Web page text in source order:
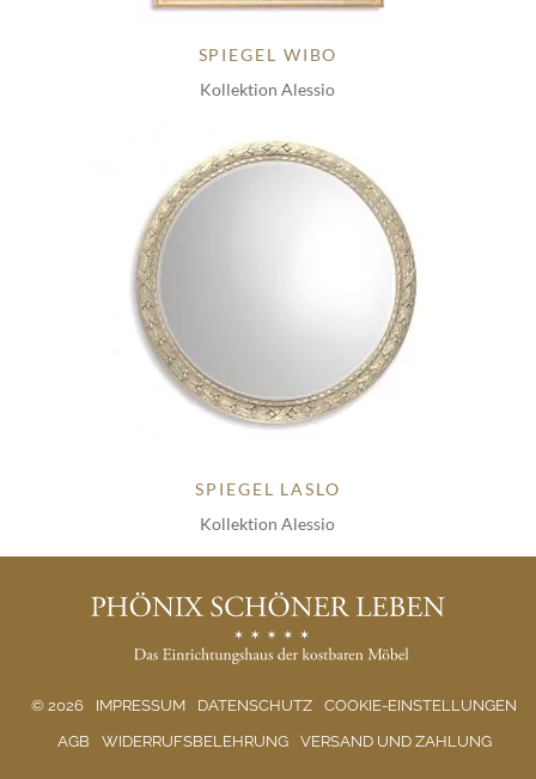
SPIEGEL WIBO
Kollektion Alessio
SPIEGEL LASLO
Kollektion Alessio
© 2026 IMPRESSUM DATENSCHUTZ
COOKIE-EINSTELLUNGEN
AGB
WIDERRUFSBELEHRUNG VERSAND UND ZAHLUNG